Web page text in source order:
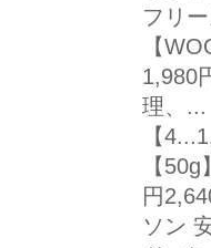
フリ
【
1,980
理、...
【
【
円
ソン